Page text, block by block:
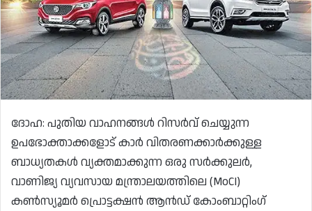
ദോഹ: പുതിയ വാഹനങ്ങൾ റിസർവ് ചെയ്യുന്ന
ഉപഭോക്താക്കളോട് കാർ വിതരണക്കാർക്കുള്ള
ബാധ്യതകൾ വ്യക്തമാക്കുന്ന ഒരു സർക്കുലർ,
വാണിജ്യ വ്യവസായ മന്ത്രാലയത്തിലെ (MoCI)
കൺസ്യൂമർ പ്രൊട്ടക്ഷൻ ആൻഡ് കോംബാറ്റിംഗ്